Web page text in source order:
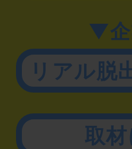
▼企
リアル脱
取